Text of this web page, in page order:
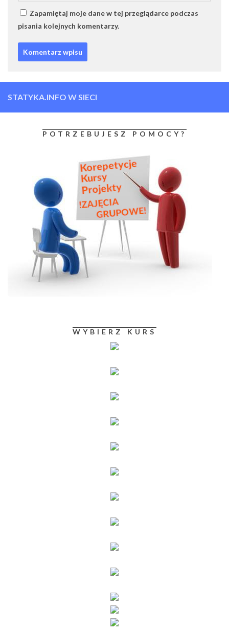
Zapamiętaj moje dane w tej przeglądarce podczas
pisania kolejnych komentarzy.
STATYKA.INFO W SIECI
POTRZEBUJESZ POMOCY?
WYBIERZ KURS